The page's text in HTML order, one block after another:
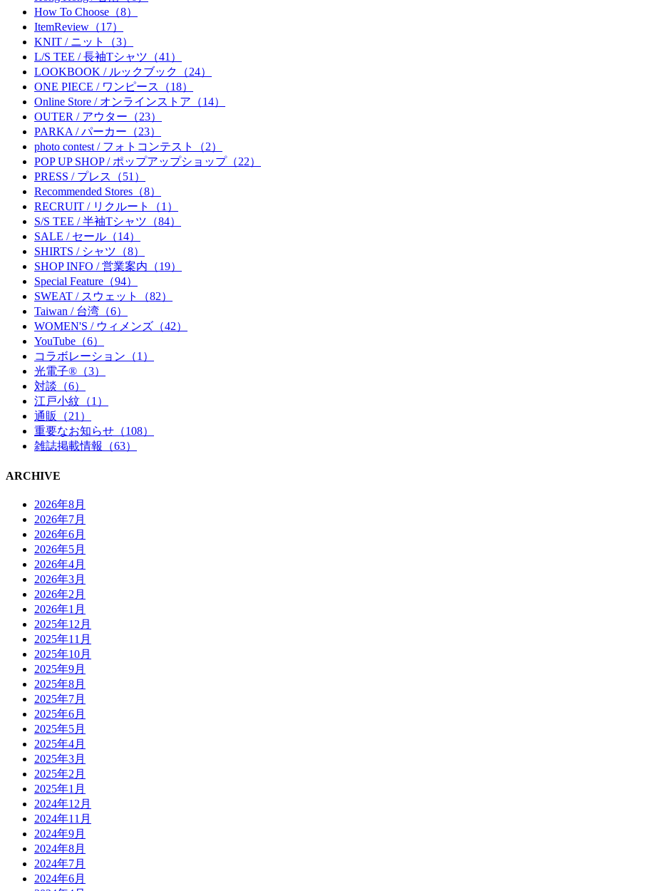
How To Choose（8）
ItemReview（17）
KNIT / ニット（3）
L/S TEE / 長袖Tシャツ（41）
LOOKBOOK / ルックブック（24）
ONE PIECE / ワンピース（18）
Online Store / オンラインストア（14）
OUTER / アウター（23）
PARKA / パーカー（23）
photo contest / フォトコンテスト（2）
POP UP SHOP / ポップアップショップ（22）
PRESS / プレス（51）
Recommended Stores（8）
RECRUIT / リクルート（1）
S/S TEE / 半袖Tシャツ（84）
SALE / セール（14）
SHIRTS / シャツ（8）
SHOP INFO / 営業案内（19）
Special Feature（94）
SWEAT / スウェット（82）
Taiwan / 台湾（6）
WOMEN'S / ウィメンズ（42）
YouTube（6）
コラボレーション（1）
光電子®（3）
対談（6）
江戸小紋（1）
通販（21）
重要なお知らせ（108）
雑誌掲載情報（63）
ARCHIVE
2026年8月
2026年7月
2026年6月
2026年5月
2026年4月
2026年3月
2026年2月
2026年1月
2025年12月
2025年11月
2025年10月
2025年9月
2025年8月
2025年7月
2025年6月
2025年5月
2025年4月
2025年3月
2025年2月
2025年1月
2024年12月
2024年11月
2024年9月
2024年8月
2024年7月
2024年6月